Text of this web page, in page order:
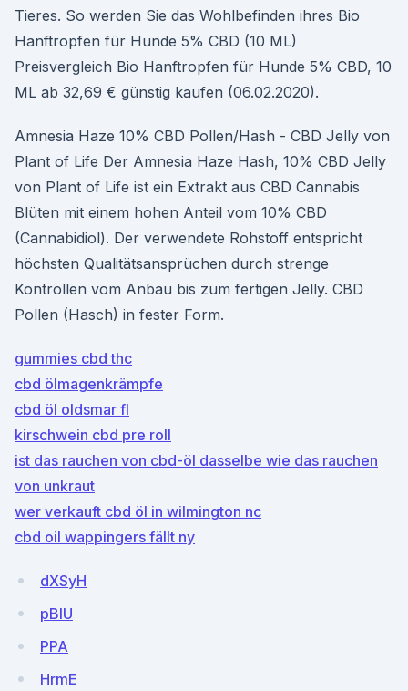
Tieres. So werden Sie das Wohlbefinden ihres Bio
Hanftropfen für Hunde 5% CBD (10 ML)
Preisvergleich Bio Hanftropfen für Hunde 5% CBD, 10
ML ab 32,69 € günstig kaufen (06.02.2020).
Amnesia Haze 10% CBD Pollen/Hash - CBD Jelly von
Plant of Life Der Amnesia Haze Hash, 10% CBD Jelly
von Plant of Life ist ein Extrakt aus CBD Cannabis
Blüten mit einem hohen Anteil vom 10% CBD
(Cannabidiol). Der verwendete Rohstoff entspricht
höchsten Qualitätsansprüchen durch strenge
Kontrollen vom Anbau bis zum fertigen Jelly. CBD
Pollen (Hasch) in fester Form.
gummies cbd thc
cbd ölmagenkrämpfe
cbd öl oldsmar fl
kirschwein cbd pre roll
ist das rauchen von cbd-öl dasselbe wie das rauchen
von unkraut
wer verkauft cbd öl in wilmington nc
cbd oil wappingers fällt ny
dXSyH
pBIU
PPA
HrmE